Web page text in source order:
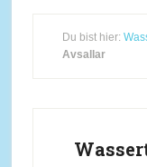
Du bist hier:
Avsallar